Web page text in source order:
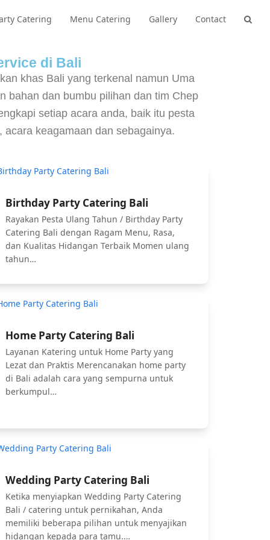
Catering Menu Catering Gallery Contact
di Bali
khas Bali yang terkenal namun Uma
bahan dan bumbu pilihan dan tim Chep
setiap acara anda, baik itu pesta
keagamaan dan sebagainya.
Birthday Party Catering Bali
Rayakan Pesta Ulang Tahun / Birthday Party
Catering Bali dengan Ragam Menu, Rasa,
dan Kualitas Hidangan Terbaik Momen ulang
tahun…
Home Party Catering Bali
Layanan Katering untuk Home Party yang
Lezat dan Praktis Merencanakan home party
di Bali adalah cara yang sempurna untuk
berkumpul…
Wedding Party Catering Bali
Ketika menyiapkan Wedding Party Catering
Bali / catering untuk pernikahan, Anda
memiliki beberapa pilihan untuk menyajikan
hidangan kepada para tamu.…